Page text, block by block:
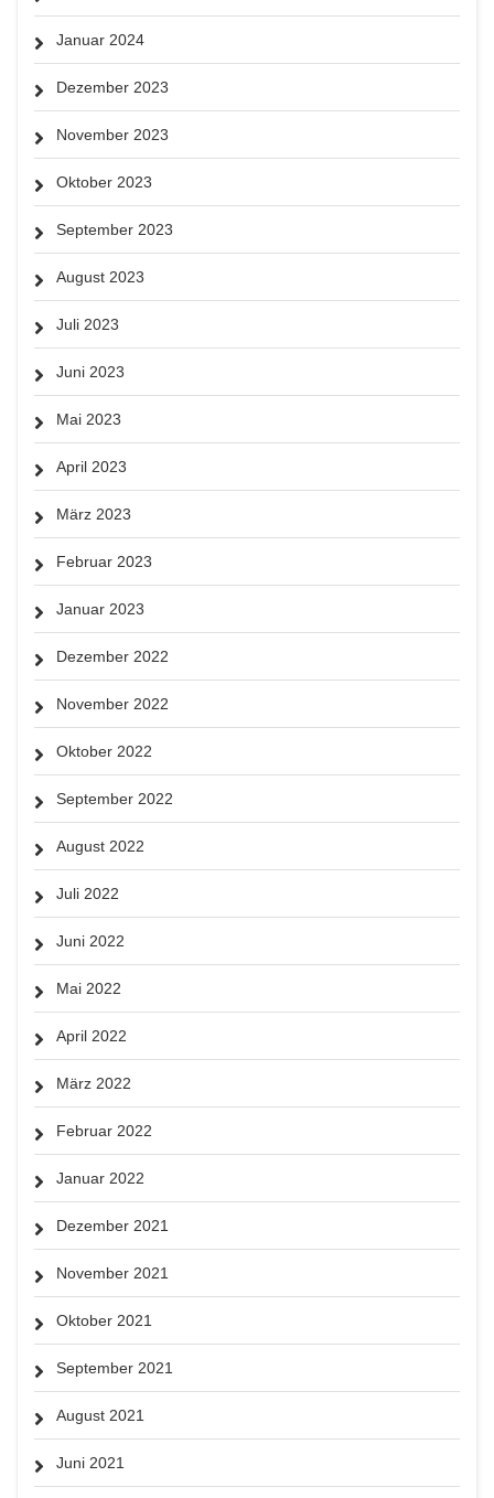
Januar 2024
Dezember 2023
November 2023
Oktober 2023
September 2023
August 2023
Juli 2023
Juni 2023
Mai 2023
April 2023
März 2023
Februar 2023
Januar 2023
Dezember 2022
November 2022
Oktober 2022
September 2022
August 2022
Juli 2022
Juni 2022
Mai 2022
April 2022
März 2022
Februar 2022
Januar 2022
Dezember 2021
November 2021
Oktober 2021
September 2021
August 2021
Juni 2021